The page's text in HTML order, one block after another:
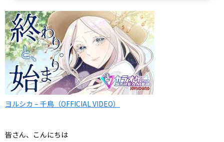
ヨルシカ – 千鳥（OFFICIAL VIDEO）
皆さん、こんにちは